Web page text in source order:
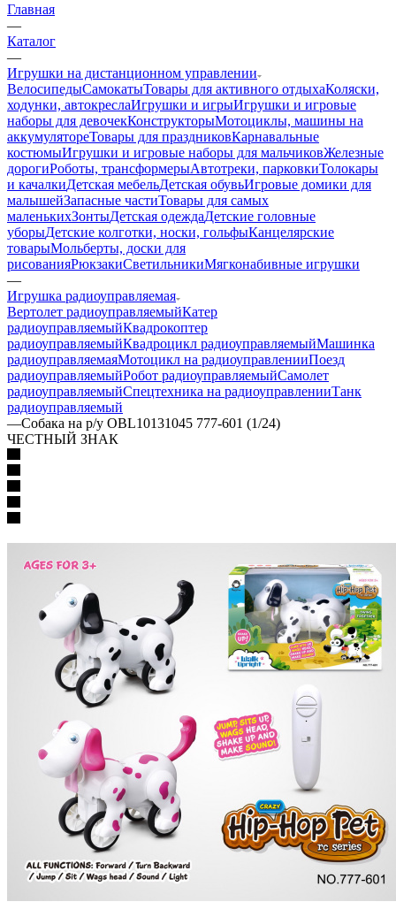
Главная
—
Каталог
—
Игрушки на дистанционном управлении
ВелосипедыСамокатыТовары для активного отдыхаКоляски,
ходунки, автокреслаИгрушки и игрыИгрушки и игровые
наборы для девочекКонструкторыМотоциклы, машины на
аккумулятореТовары для праздниковКарнавальные
костюмыИгрушки и игровые наборы для мальчиковЖелезные
дорогиРоботы, трансформерыАвтотреки, парковкиТолокары
и качалкиДетская мебельДетская обувьИгровые домики для
малышейЗапасные частиТовары для самых
маленькихЗонтыДетская одеждаДетские головные
уборыДетские колготки, носки, гольфыКанцелярские
товарыМольберты, доски для
рисованияРюкзакиСветильникиМягконабивные игрушки
—
Игрушка радиоуправляемая
Вертолет радиоуправляемыйКатер
радиоуправляемыйКвадрокоптер
радиоуправляемыйКвадроцикл радиоуправляемыйМашинка
радиоуправляемаяМотоцикл на радиоуправленииПоезд
радиоуправляемыйРобот радиоуправляемыйСамолет
радиоуправляемыйСпецтехника на радиоуправленииТанк
радиоуправляемый
—Собака на р/у OBL10131045 777-601 (1/24)
ЧЕСТНЫЙ ЗНАК